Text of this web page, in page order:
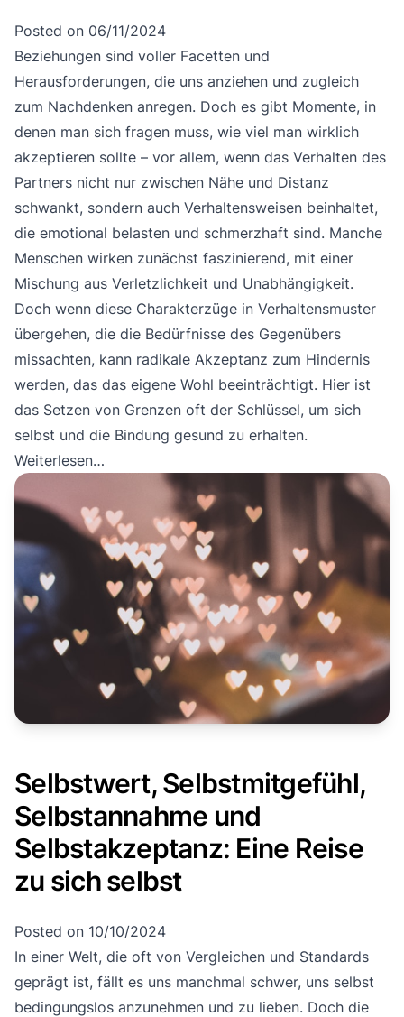
Posted on 06/11/2024
Beziehungen sind voller Facetten und
Herausforderungen, die uns anziehen und zugleich
zum Nachdenken anregen. Doch es gibt Momente, in
denen man sich fragen muss, wie viel man wirklich
akzeptieren sollte – vor allem, wenn das Verhalten des
Partners nicht nur zwischen Nähe und Distanz
schwankt, sondern auch Verhaltensweisen beinhaltet,
die emotional belasten und schmerzhaft sind. Manche
Menschen wirken zunächst faszinierend, mit einer
Mischung aus Verletzlichkeit und Unabhängigkeit.
Doch wenn diese Charakterzüge in Verhaltensmuster
übergehen, die die Bedürfnisse des Gegenübers
missachten, kann radikale Akzeptanz zum Hindernis
werden, das das eigene Wohl beeinträchtigt. Hier ist
das Setzen von Grenzen oft der Schlüssel, um sich
selbst und die Bindung gesund zu erhalten.
Weiterlesen…
Selbstwert, Selbstmitgefühl,
Selbstannahme und
Selbstakzeptanz: Eine Reise
zu sich selbst
Posted on 10/10/2024
In einer Welt, die oft von Vergleichen und Standards
geprägt ist, fällt es uns manchmal schwer, uns selbst
bedingungslos anzunehmen und zu lieben. Doch die